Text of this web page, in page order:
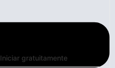
Iniciar gratuitamente